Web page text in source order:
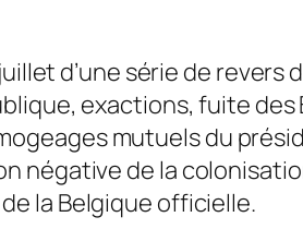
d’une série de
exactions, fuite des
mutuels du
négative de la
la Belgique officielle.